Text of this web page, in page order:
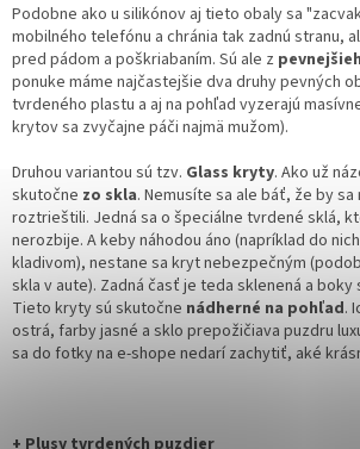
Podobne ako u silikónov aj tieto obaly sa
mobilného telefónu a chránia tak zadnú stranu,
pred pádom a poškriabaním. Sú ale z
ponuke máme najčastejšie dva druhy pevných
tvrdeného plastu a aj na pohľad vyzerajú
krytov sa zvyčajne páči najmä mužom).
Druhou variantou sú tzv. Glass kryty. Ako už
skutočne zo skla. Nemusíte sa ale báť, že by
roztrieštili. Jedná sa o špeciálne tvrdené sklá,
nerozbije. A keby náhodou áno (napríklad do
kladivom), nestane sa kryt nebezpečným
skla v aute). Zadná časť je teda sklenená a boky
Tieto kryty sú skutočne nádherné na pohľad.
ostrá, farby jasné a sklo prepožičiava puzdru
sa do fotky na e-shope nedarí zachytiť, aké
+ Plusy tvrdených puzdier